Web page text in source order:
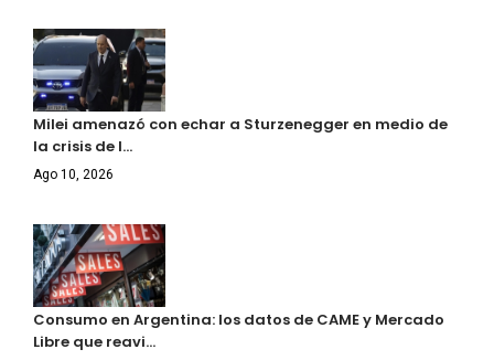
Milei amenazó con echar a Sturzenegger en medio de
la crisis de l…
Ago 10, 2026
Consumo en Argentina: los datos de CAME y Mercado
Libre que reavi…